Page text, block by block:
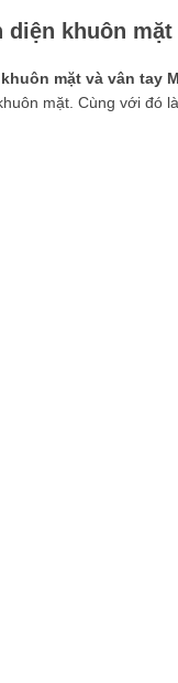
diện khuôn
mặt và vân tay
mặt. Cùng với đó